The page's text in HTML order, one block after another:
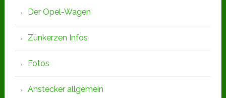
Der Opel-Wagen
Zünkerzen Infos
Fotos
Anstecker allgemein